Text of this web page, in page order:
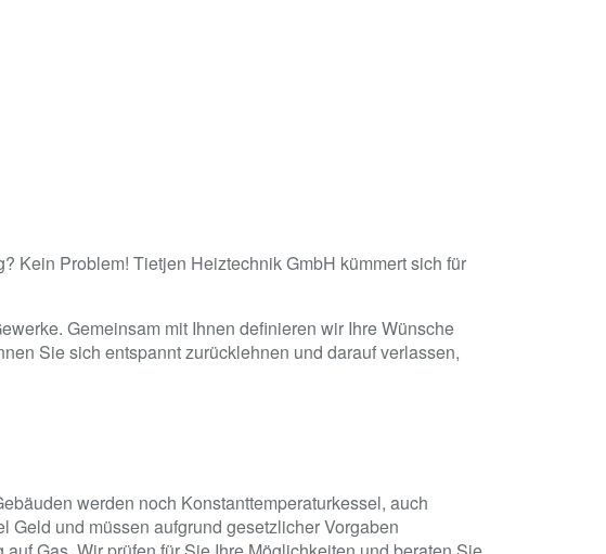
Kein Problem! Tietjen Heiztechnik GmbH kümmert sich für
Gemeinsam mit Ihnen definieren wir Ihre Wünsche
Sie sich entspannt zurücklehnen und darauf verlassen,
werden noch Konstanttemperaturkessel, auch
und müssen aufgrund gesetzlicher Vorgaben